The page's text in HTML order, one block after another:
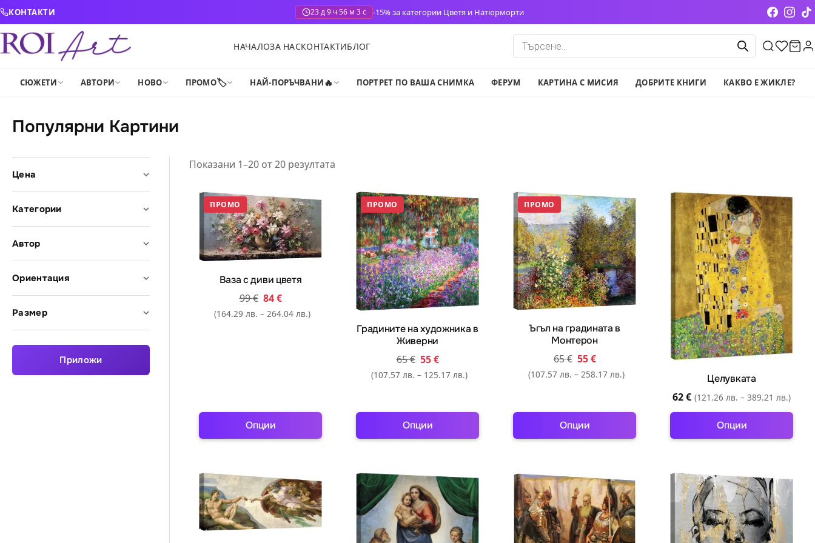
Skip to content
КОНТАКТИ 23 д 9 ч 56 м 2 с -15% за категории Цветя и Натюрморти
НАЧАЛОЗА НАСКОНТАКТИБЛОГ
Products
search
СЮЖЕТИ АВТОРИ НОВО ПРОМО🏷️ НАЙ-ПОРЪЧВАНИ🔥 ПОРТРЕТ ПО ВАША СНИМКА ФЕРУМ КАРТИНА С МИСИЯ ДОБРИТЕ КНИГИ КАКВО Е ЖИКЛЕ?
Популярни Картини
Цена
Категории
Автор
Ориентация
Размер
Приложи
Показани 1–20 от 20 резултата
ПРОМО
Ваза с диви цветя
99€ 84€
(164.29 лв. – 264.04 лв.)
Опции
has
multiple
variants.
The
ПРОМО
Градините на художника в
Живерни
65€ 55€
(107.57 лв. – 125.17 лв.)
Опции
has
multiple
variants.
The
options
ПРОМО
Ъгъл на градината в
Монтерон
65€ 55€
(107.57 лв. – 258.17 лв.)
Опции
has
multiple
variants.
The
options
Целувката
62€ (121.26 лв. – 389.21 лв.)
Опции
has
multiple
variants.
The
options